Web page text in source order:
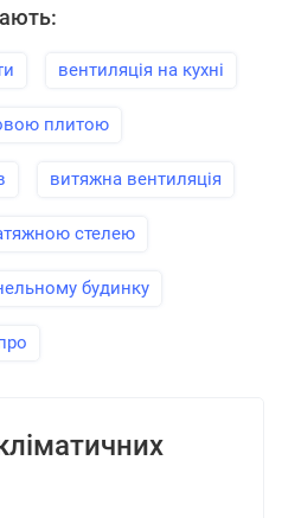
вентиляція на кухні
плитою
витяжна вентиляція
стелею
будинку